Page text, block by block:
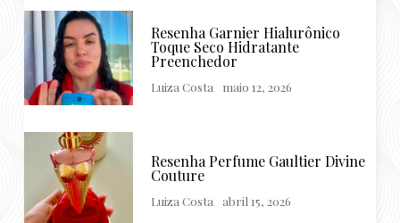
Resenha Garnier Hialurônico
Toque Seco Hidratante
Preenchedor
Luiza Costa maio 12, 2026
Resenha Perfume Gaultier Divine
Couture
Luiza Costa abril 15, 2026